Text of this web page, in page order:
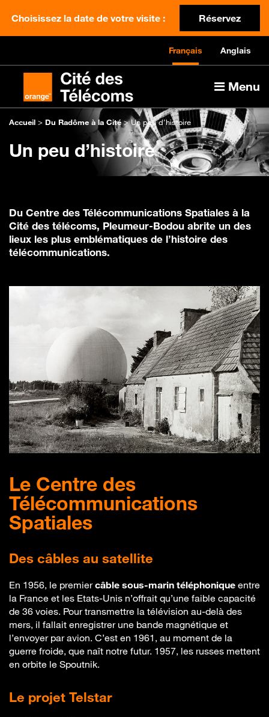
Choisissez la date de votre visite : Réservez
Français Anglais
Menu
Accueil > Du Radôme à la Cité>Un peu d’histoire
Un peu d’histoire
Du Centre des Télécommunications Spatiales à la
Cité des télécoms, Pleumeur-Bodou abrite un des
lieux les plus emblématiques de l’histoire des
télécommunications.
Le Centre des
Télécommunications
Spatiales
Des câbles au satellite
En 1956, le premiercâble sous-marin téléphonique entre
la France et les Etats-Unis n’offrait qu’une faible capacité
de 36 voies. Pour transmettre la télévision au-delà des
mers, il fallait enregistrer une bande magnétique et
l’envoyer par avion. C’est en 1961, au moment de la
guerre froide, que naît notre futur. 1957, les russes mettent
en orbite le Spoutnik.
Le projet Telstar